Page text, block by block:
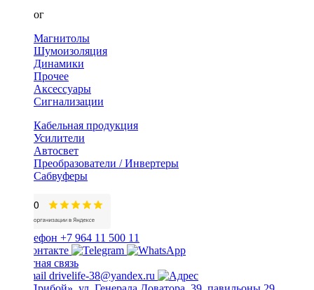
Каталог
Магнитолы
Шумоизоляция
Динамики
Прочее
Аксессуары
Сигнализации
Кабельная продукция
Усилители
Автосвет
Преобразователи / Инвертеры
Сабвуферы
+7 964 11 500 11
Обратная связь
drivelife-38@yandex.ru